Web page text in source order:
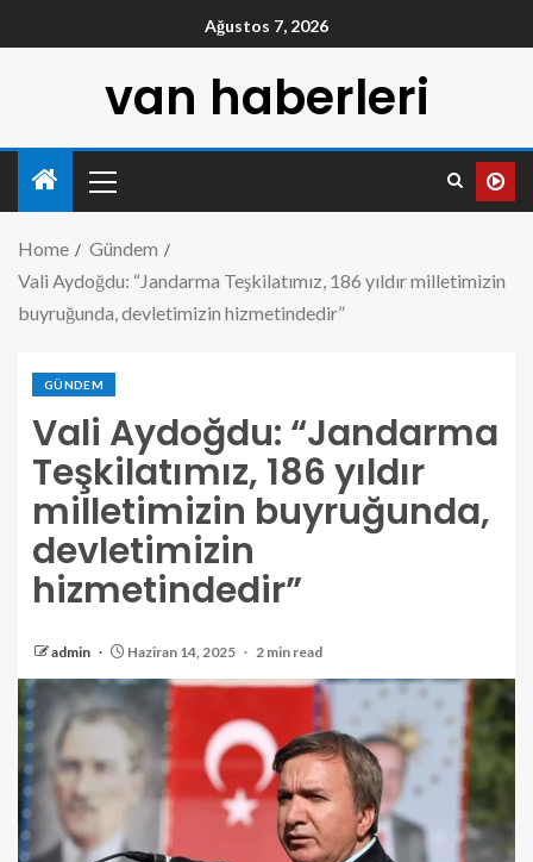
Ağustos 7, 2026
van haberleri
Home
Gündem
Vali Aydoğdu: “Jandarma Teşkilatımız, 186 yıldır milletimizin
buyruğunda, devletimizin hizmetindedir”
GÜNDEM
Vali Aydoğdu: “Jandarma
Teşkilatımız, 186 yıldır
milletimizin buyruğunda,
devletimizin
hizmetindedir”
admin Haziran 14, 2025 2 min read